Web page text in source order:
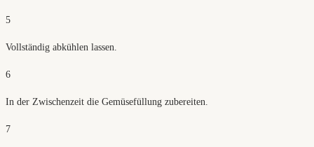
5
Vollständig abkühlen lassen.
6
In der Zwischenzeit die Gemüsefüllung zubereiten.
7